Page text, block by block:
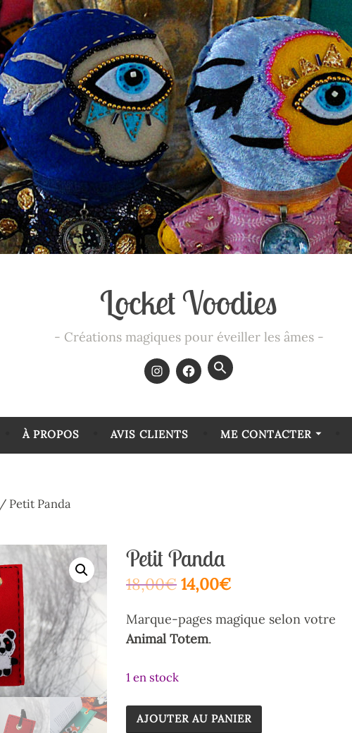
Locket Voodies
Créations magiques pour éveiller les âmes
Search
À PROPOS AVIS CLIENTS ME CONTACTER
/ Petit Panda
Petit Panda
18,00€ 14,00€
Marque-pages magique selon votre
Animal Totem.
1 en stock
AJOUTER AU PANIER